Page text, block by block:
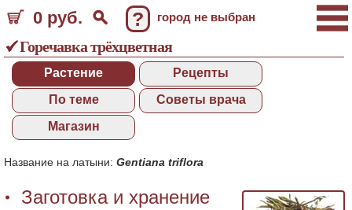
0 руб. ? город не выбран
Горечавка трёхцветная
Растение
Рецепты
По теме
Советы врача
Магазин
Название на латыни: Gentiana triflora
Заготовка и хранение